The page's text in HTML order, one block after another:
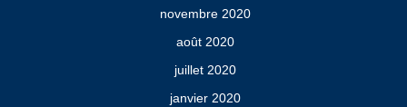
novembre 2020
août 2020
juillet 2020
janvier 2020